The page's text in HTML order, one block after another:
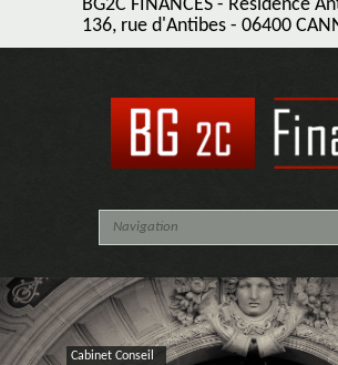
BG2C FINANCES - Résidence
136, rue d'Antibes - 06400
Cabinet Conseil